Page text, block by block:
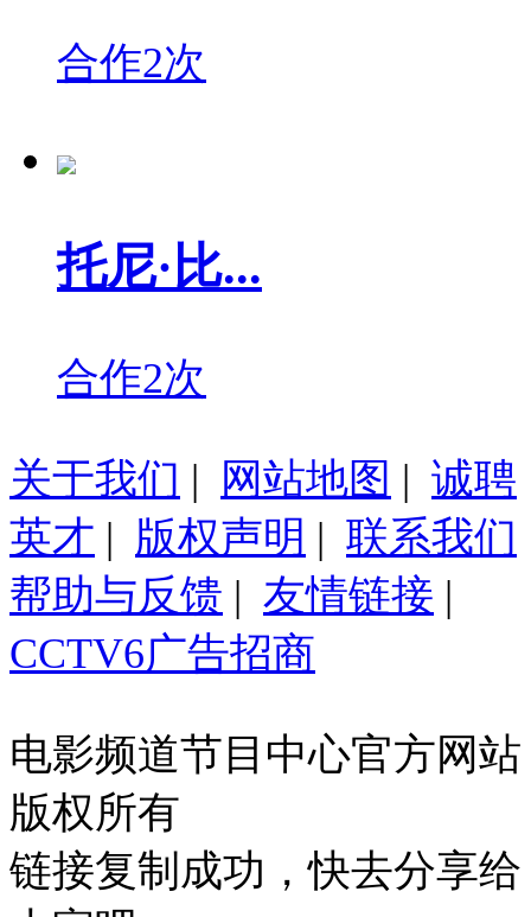
合作2次
托尼·比...
合作2次
关于我们 | 网站地图 | 诚聘
英才 | 版权声明 | 联系我们
帮助与反馈 | 友情链接 |
CCTV6广告招商
电影频道节目中心官方网站
版权所有
链接复制成功，快去分享给